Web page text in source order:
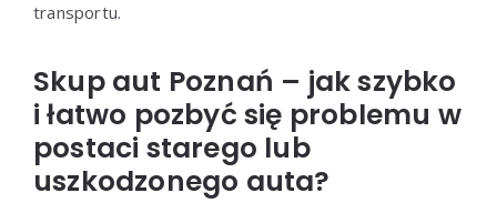
transportu.
Skup aut Poznań – jak szybko
i łatwo pozbyć się problemu w
postaci starego lub
uszkodzonego auta?